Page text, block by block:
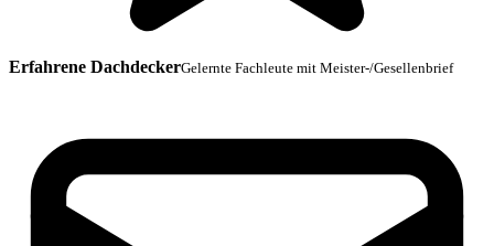
Erfahrene DachdeckerGelernte Fachleute mit Meister-/Gesellenbrief